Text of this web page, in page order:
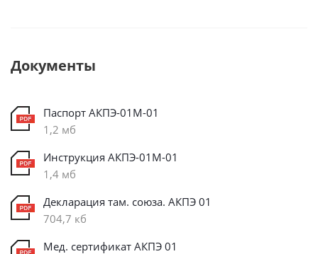
Документы
Паспорт АКПЭ-01М-01
1,2 мб
Инструкция АКПЭ-01М-01
1,4 мб
Декларация там. союза. АКПЭ 01
704,7 кб
Мед. сертификат АКПЭ 01